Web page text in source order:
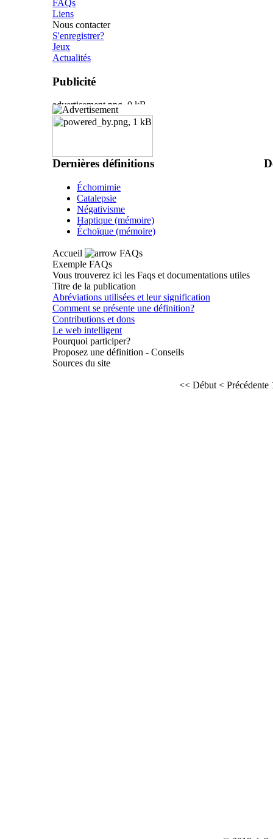
FAQs
Liens
Nous contacter
S'enregistrer?
Jeux
Actualités
Publicité
Dernières définitions
Échomimie
Catalepsie
Négativisme
Haptique (mémoire)
Échoïque (mémoire)
Accueil
FAQs
Exemple FAQs
Vous trouverez ici les Faqs et documentations utiles
Titre de la publication
Abréviations utilisées et leur signification
Comment se présente une définition?
Contributions et dons
Le web intelligent
Pourquoi participer?
Proposez une définition - Conseils
Sources du site
<< Début < Précédente